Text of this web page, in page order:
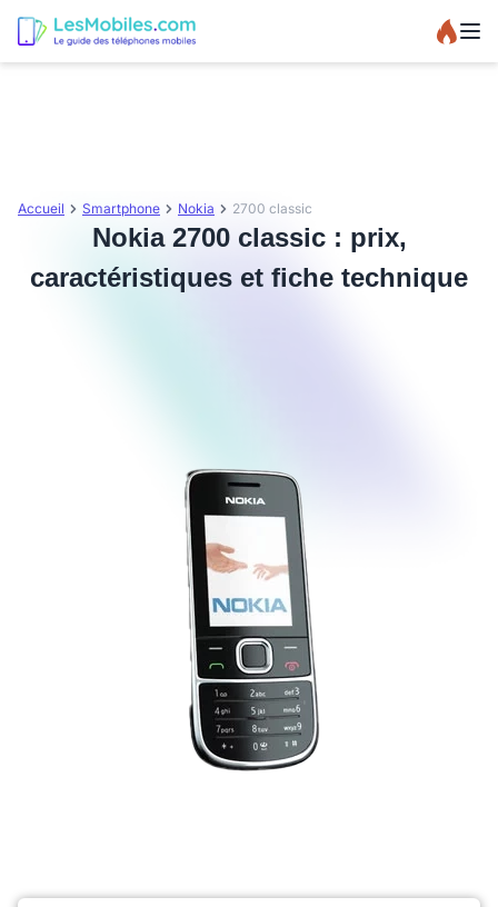
Accueil Smartphone Nokia 2700 classic
Nokia 2700 classic : prix,
caractéristiques et fiche technique